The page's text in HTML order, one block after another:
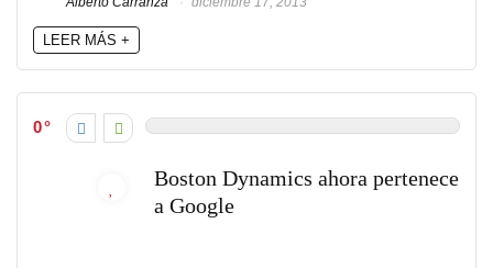
LEER MÁS +
0
Boston Dynamics ahora pertenece
a Google